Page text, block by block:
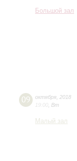
Большой зал
09 октября 2018
19:00 Вт
Малый зал